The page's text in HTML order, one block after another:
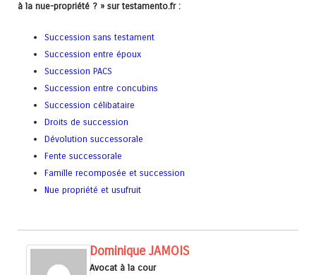
à la nue-propriété ? » sur testamento.fr :
Succession sans testament
Succession entre époux
Succession PACS
Succession entre concubins
Succession célibataire
Droits de succession
Dévolution successorale
Fente successorale
Famille recomposée et succession
Nue propriété et usufruit
Dominique JAMOIS
Avocat à la cour